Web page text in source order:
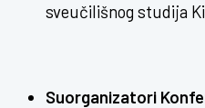
sveučilišnog studija
Suorganizatori